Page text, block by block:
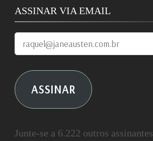
ASSINAR VIA EMAIL
raquel@janeausten.com.br
ASSINAR
Junte-se a 6.222 outros assinantes